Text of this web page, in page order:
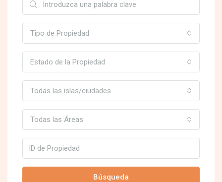
Tipo de Propiedad
Estado de la Propiedad
Todas las islas/ciudades
Todas las Áreas
Búsqueda